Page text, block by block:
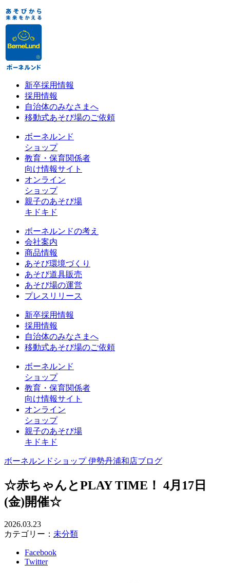
新卒採用情報
採用情報
自治体のみなさまへ
移動式あそび場のご依頼
ボーネルンド
ショップ
教育・保育関係者
向け情報サイト
オンライン
ショップ
親子のあそび場
キドキド
ボーネルンドの考え
会社案内
商品情報
あそび環境づくり
あそび道具販売
あそび場の運営
プレスリリース
新卒採用情報
採用情報
自治体のみなさまへ
移動式あそび場のご依頼
ボーネルンド
ショップ
教育・保育関係者
向け情報サイト
オンライン
ショップ
親子のあそび場
キドキド
ボーネルンドショップ 伊勢丹浦和店ブログ
☆赤ちゃんとPLAY TIME！ 4月17日
(金)開催☆
2026.03.23
カテゴリー： 未分類
Facebook
Twitter